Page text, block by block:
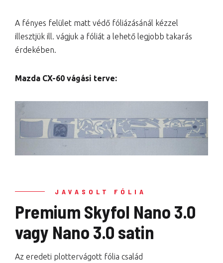
A fényes felület matt védő fóliázásánál kézzel
illesztjük ill. vágjuk a fóliát a lehető legjobb takarás
érdekében.
Mazda CX-60 vágási terve:
JAVASOLT FÓLIA
Premium Skyfol Nano 3.0
vagy Nano 3.0 satin
Az eredeti plottervágott fólia család